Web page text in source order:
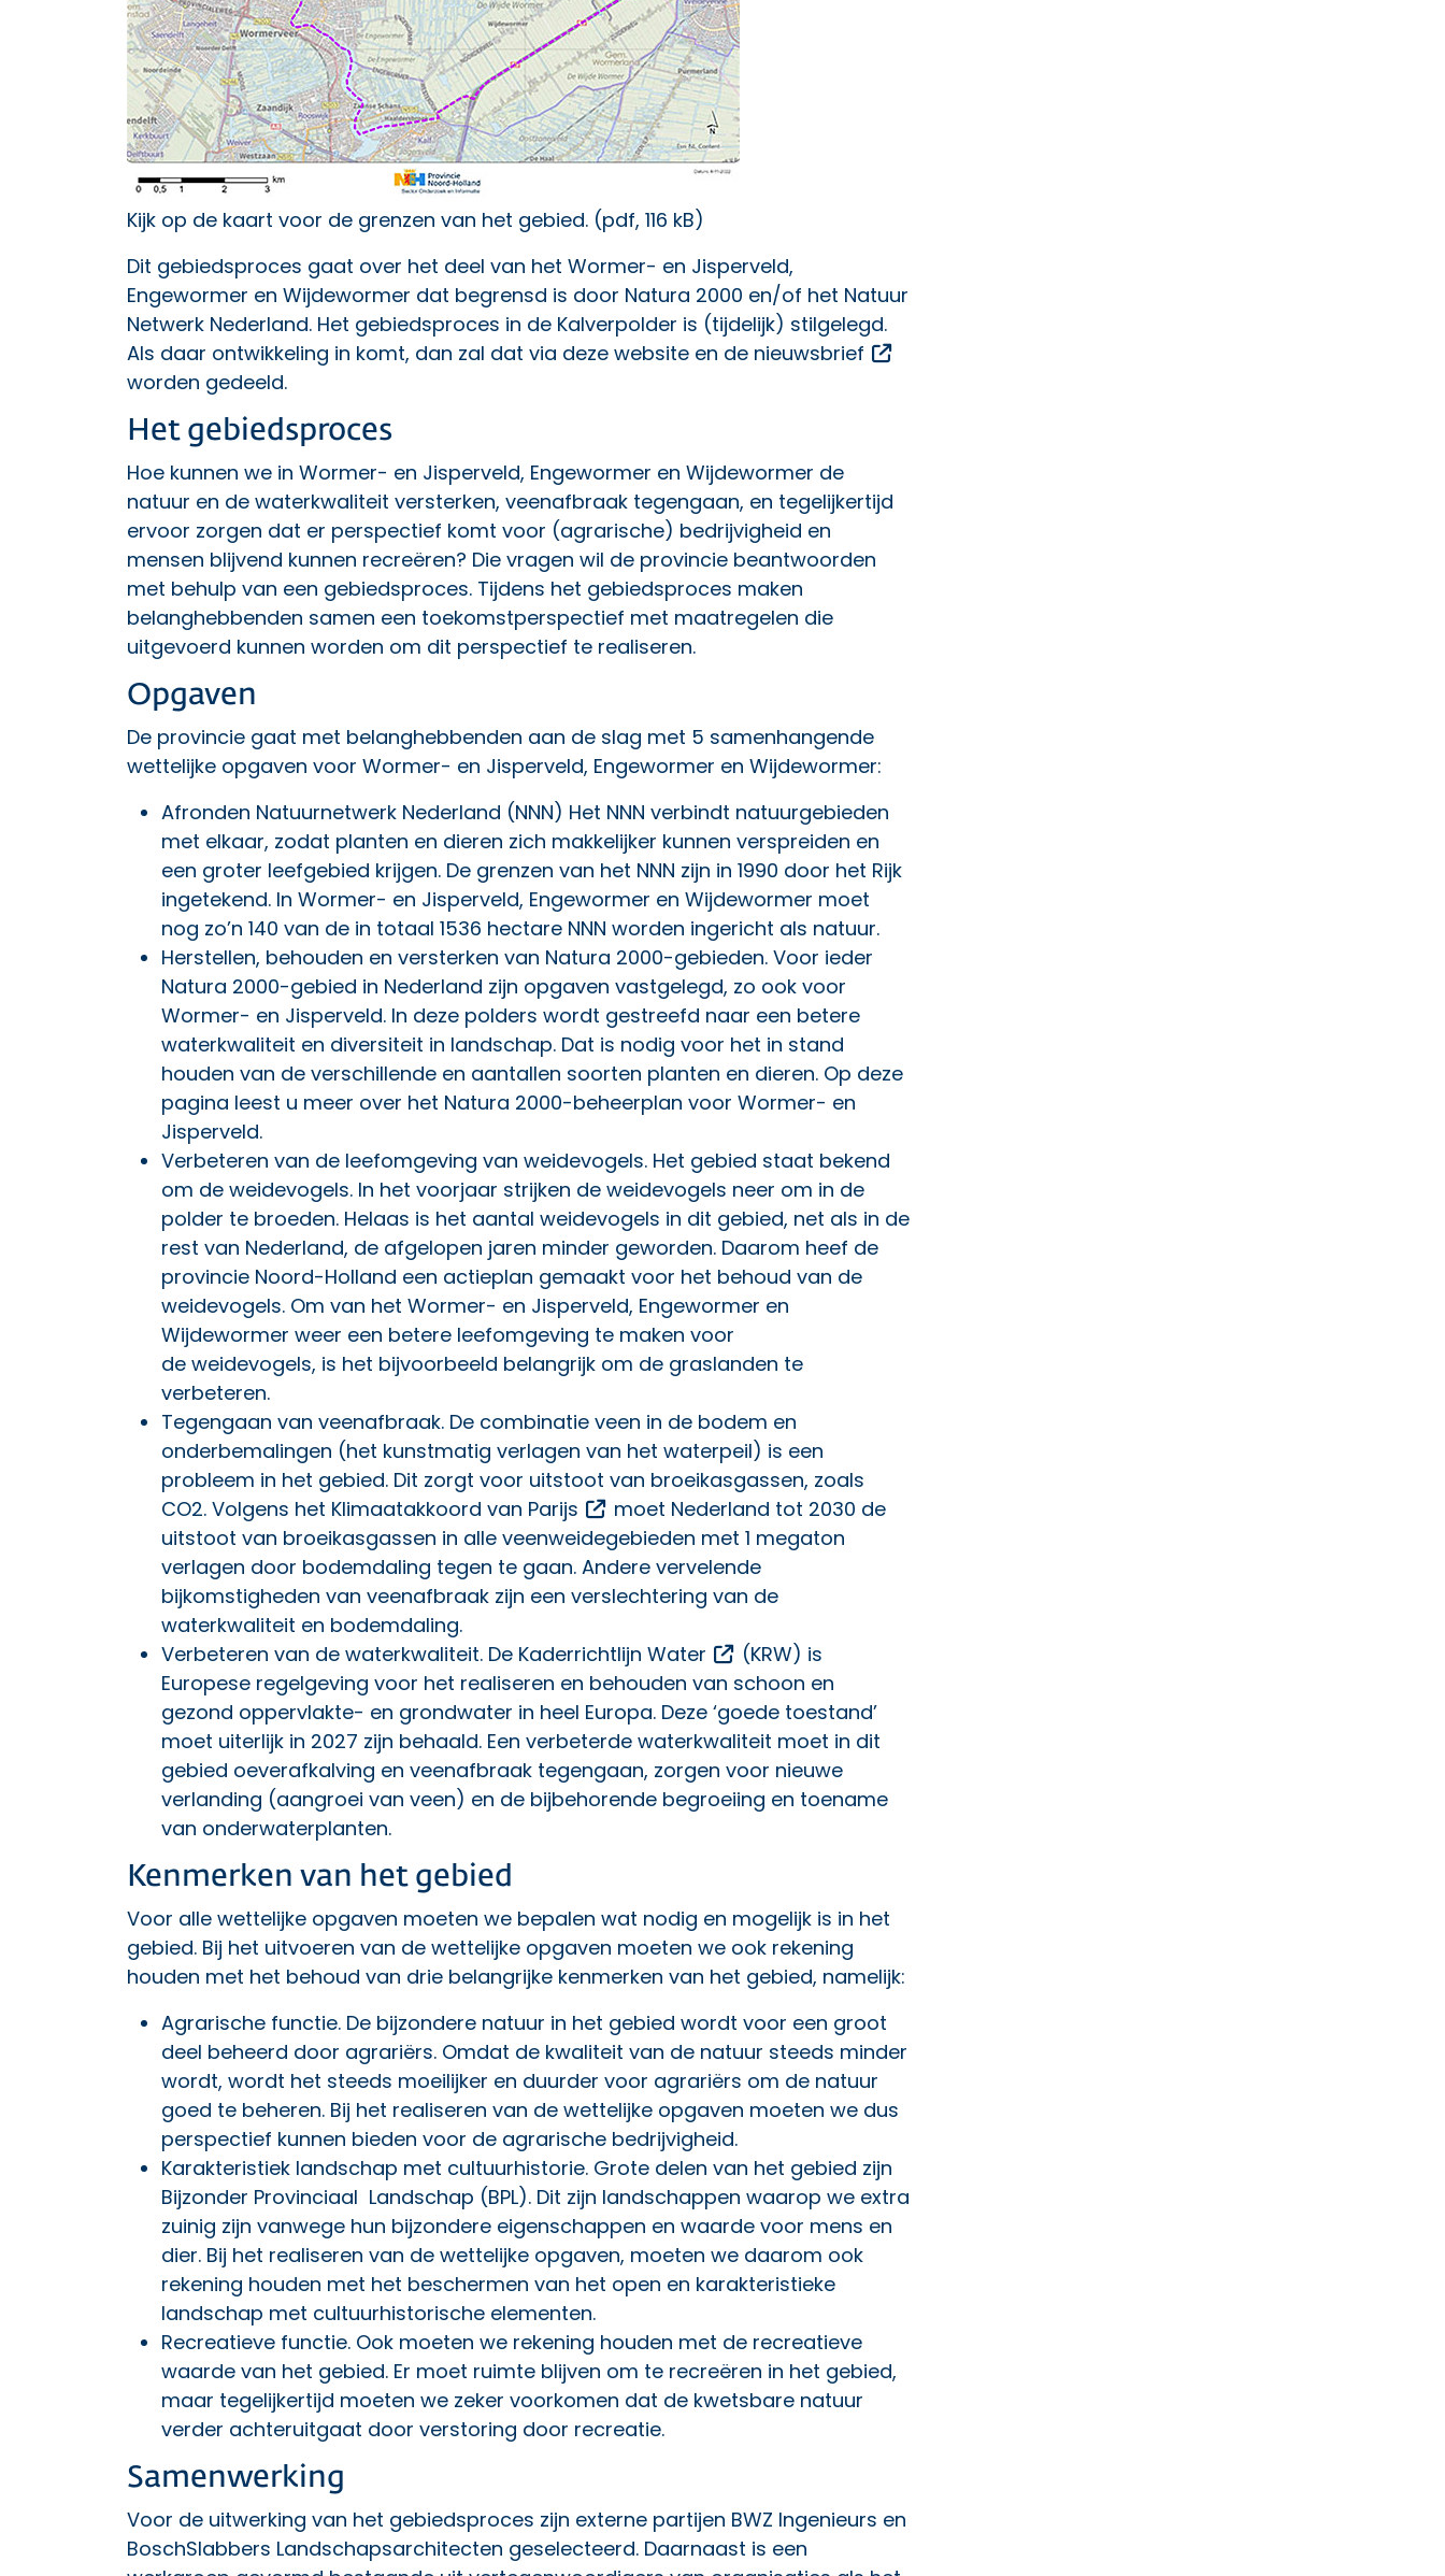
Kijk op de kaart voor de grenzen van het gebied. (pdf, 116 kB)
Dit gebiedsproces gaat over het deel van het Wormer- en Jisperveld,
Engewormer en Wijdewormer dat begrensd is door Natura 2000 en/of het Natuur
Netwerk Nederland. Het gebiedsproces in de Kalverpolder is (tijdelijk) stilgelegd.
Als daar ontwikkeling in komt, dan zal dat via deze website en de nieuwsbrief
worden gedeeld.
Het gebiedsproces
Hoe kunnen we in Wormer- en Jisperveld, Engewormer en Wijdewormer de
natuur en de waterkwaliteit versterken, veenafbraak tegengaan, en tegelijkertijd
ervoor zorgen dat er perspectief komt voor (agrarische) bedrijvigheid en
mensen blijvend kunnen recreëren? Die vragen wil de provincie beantwoorden
met behulp van een gebiedsproces. Tijdens het gebiedsproces maken
belanghebbenden samen een toekomstperspectief met maatregelen die
uitgevoerd kunnen worden om dit perspectief te realiseren.
Opgaven
De provincie gaat met belanghebbenden aan de slag met 5 samenhangende
wettelijke opgaven voor Wormer- en Jisperveld, Engewormer en Wijdewormer:
Afronden Natuurnetwerk Nederland (NNN) Het NNN verbindt natuurgebieden
met elkaar, zodat planten en dieren zich makkelijker kunnen verspreiden en
een groter leefgebied krijgen. De grenzen van het NNN zijn in 1990 door het Rijk
ingetekend. In Wormer- en Jisperveld, Engewormer en Wijdewormer moet
nog zo’n 140 van de in totaal 1536 hectare NNN worden ingericht als natuur.
Herstellen, behouden en versterken van Natura 2000-gebieden. Voor ieder
Natura 2000-gebied in Nederland zijn opgaven vastgelegd, zo ook voor
Wormer- en Jisperveld. In deze polders wordt gestreefd naar een betere
waterkwaliteit en diversiteit in landschap. Dat is nodig voor het in stand
houden van de verschillende en aantallen soorten planten en dieren. Op deze
pagina leest u meer over het Natura 2000-beheerplan voor Wormer- en
Jisperveld.
Verbeteren van de leefomgeving van weidevogels. Het gebied staat bekend
om de weidevogels. In het voorjaar strijken de weidevogels neer om in de
polder te broeden. Helaas is het aantal weidevogels in dit gebied, net als in de
rest van Nederland, de afgelopen jaren minder geworden. Daarom heef de
provincie Noord-Holland een actieplan gemaakt voor het behoud van de
weidevogels. Om van het Wormer- en Jisperveld, Engewormer en
Wijdewormer weer een betere leefomgeving te maken voor
de weidevogels, is het bijvoorbeeld belangrijk om de graslanden te
verbeteren.
Tegengaan van veenafbraak. De combinatie veen in de bodem en
onderbemalingen (het kunstmatig verlagen van het waterpeil) is een
probleem in het gebied. Dit zorgt voor uitstoot van broeikasgassen, zoals
CO2. Volgens het Klimaatakkoord van Parijs Opent een externe link
moet Nederland tot 2030 de
uitstoot van broeikasgassen in alle veenweidegebieden met 1 megaton
verlagen door bodemdaling tegen te gaan. Andere vervelende
bijkomstigheden van veenafbraak zijn een verslechtering van de
waterkwaliteit en bodemdaling.
Verbeteren van de waterkwaliteit. De Kaderrichtlijn Water Opent een externe link
(KRW) is
Europese regelgeving voor het realiseren en behouden van schoon en
gezond oppervlakte- en grondwater in heel Europa. Deze ‘goede toestand’
moet uiterlijk in 2027 zijn behaald. Een verbeterde waterkwaliteit moet in dit
gebied oeverafkalving en veenafbraak tegengaan, zorgen voor nieuwe
verlanding (aangroei van veen) en de bijbehorende begroeiing en toename
van onderwaterplanten.
Kenmerken van het gebied
Voor alle wettelijke opgaven moeten we bepalen wat nodig en mogelijk is in het
gebied. Bij het uitvoeren van de wettelijke opgaven moeten we ook rekening
houden met het behoud van drie belangrijke kenmerken van het gebied, namelijk:
Agrarische functie. De bijzondere natuur in het gebied wordt voor een groot
deel beheerd door agrariërs. Omdat de kwaliteit van de natuur steeds minder
wordt, wordt het steeds moeilijker en duurder voor agrariërs om de natuur
goed te beheren. Bij het realiseren van de wettelijke opgaven moeten we dus
perspectief kunnen bieden voor de agrarische bedrijvigheid.
Karakteristiek landschap met cultuurhistorie. Grote delen van het gebied zijn
Bijzonder Provinciaal Landschap (BPL). Dit zijn landschappen waarop we extra
zuinig zijn vanwege hun bijzondere eigenschappen en waarde voor mens en
dier. Bij het realiseren van de wettelijke opgaven, moeten we daarom ook
rekening houden met het beschermen van het open en karakteristieke
landschap met cultuurhistorische elementen.
Recreatieve functie. Ook moeten we rekening houden met de recreatieve
waarde van het gebied. Er moet ruimte blijven om te recreëren in het gebied,
maar tegelijkertijd moeten we zeker voorkomen dat de kwetsbare natuur
verder achteruitgaat door verstoring door recreatie.
Samenwerking
Voor de uitwerking van het gebiedsproces zijn externe partijen BWZ Ingenieurs en
BoschSlabbers Landschapsarchitecten geselecteerd. Daarnaast is een